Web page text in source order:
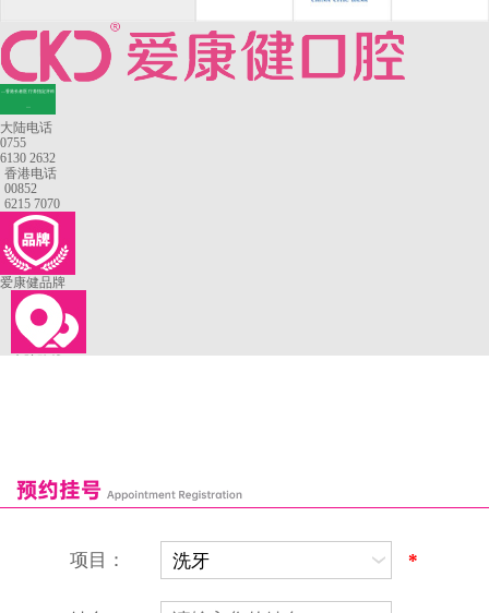
—香港长者医疗券指定牙科
大陆电话
0755
6130 2632
香港电话
00852
6215 7070
爱康健品牌
恒乐口腔诊所
富港口腔诊所
项目： *